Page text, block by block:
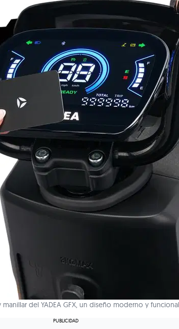
manillar del YADEA GFX, un diseño moderno y